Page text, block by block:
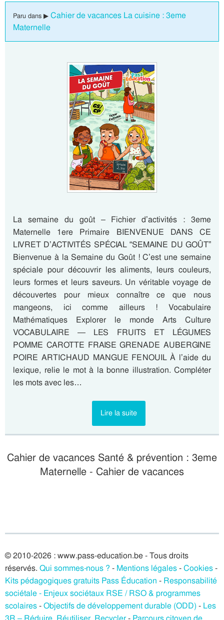
Paru dans ▶ Cahier de vacances La cuisine : 3eme
Maternelle
La semaine du goût – Fichier d’activités : 3eme
Maternelle 1ere Primaire BIENVENUE DANS CE
LIVRET D’ACTIVITÉS SPÉCIAL “SEMAINE DU GOÛT”
Bienvenue à la Semaine du Goût ! C’est une semaine
spéciale pour découvrir les aliments, leurs couleurs,
leurs formes et leurs saveurs. Un véritable voyage de
découvertes pour mieux connaître ce que nous
mangeons, ici comme ailleurs ! Vocabulaire
Mathématiques Explorer le monde Arts Culture
VOCABULAIRE — LES FRUITS ET LÉGUMES
POMME CAROTTE FRAISE GRENADE AUBERGINE
POIRE ARTICHAUD MANGUE FENOUIL À l’aide du
lexique, relie le mot à la bonne illustration. Compléter
les mots avec les…
Lire la suite
Cahier de vacances Santé & prévention : 3eme
Maternelle - Cahier de vacances
© 2010-2026 : www.pass-education.be - Tous droits
réservés. Qui sommes-nous ? - Mentions légales-Cookies-
Kits pédagogiques gratuits Pass Éducation - Responsabilité
sociétale - Enjeux sociétaux RSE / RSO & programmes
scolaires-Objectifs de développement durable (ODD) - Les